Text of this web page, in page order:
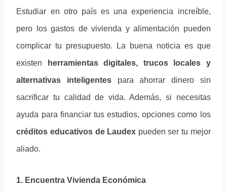
Estudiar en otro país es una experiencia increíble,
pero los gastos de vivienda y alimentación pueden
complicar tu presupuesto. La buena noticia es que
existen
herramientas digitales, trucos locales y
alternativas inteligentes para ahorrar dinero sin
sacrificar tu calidad de vida. Además, si necesitas
ayuda para financiar tus estudios, opciones como los
créditos educativos de Laudex pueden ser tu mejor
aliado.
1. Encuentra Vivienda Económica